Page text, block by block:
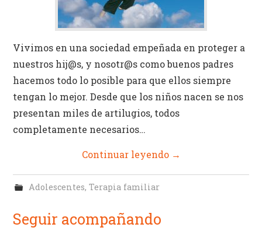
Vivimos en una sociedad empeñada en proteger a
nuestros hij@s, y nosotr@s como buenos padres
hacemos todo lo posible para que ellos siempre
tengan lo mejor. Desde que los niños nacen se nos
presentan miles de artilugios, todos
completamente necesarios…
Continuar leyendo →
Adolescentes, Terapia familiar
Seguir acompañando